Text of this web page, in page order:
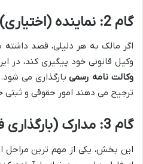
گام 2: نماینده (اختیاری)
اگر مالک به هر دلیلی، قصد داشته
وکیل قانونی خود پیگیری کند، در
وکالت نامه رسمیبارگذاری می
ترجیح می دهند امور حقوقی و
گام 3: مدارک (بارگذاری فایل ها)
این بخش، یکی از مهم ترین